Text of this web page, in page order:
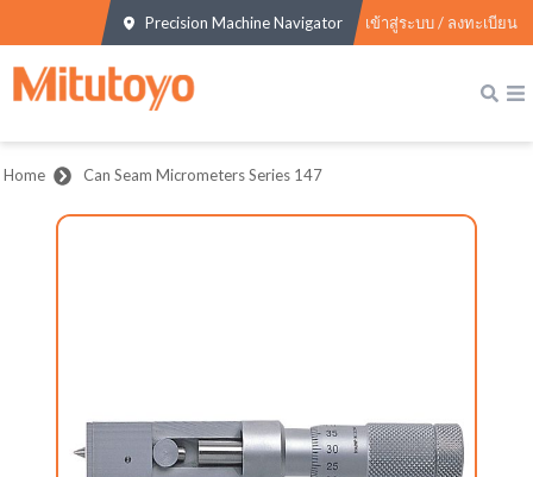
Precision Machine Navigator เข้าสู่ระบบ / ลงทะเบียน
Home Can Seam Micrometers Series 147